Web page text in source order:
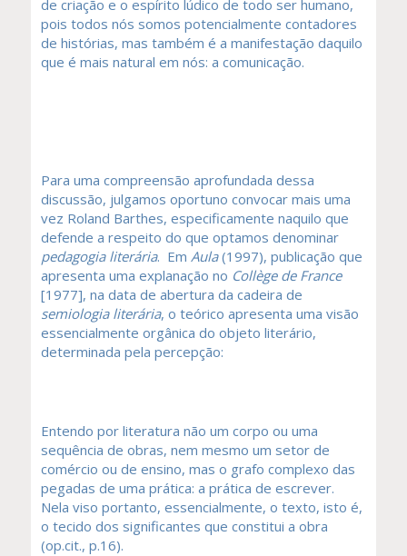
de criação e o espírito lúdico de todo ser humano,
pois todos nós somos potencialmente contadores
de histórias, mas também é a manifestação daquilo
que é mais natural em nós: a comunicação.
Para uma compreensão aprofundada dessa
discussão, julgamos oportuno convocar mais uma
vez Roland Barthes, especificamente naquilo que
defende a respeito do que optamos denominar
pedagogia literária. EmAula(1997), publicação que
apresenta uma explanação no Collège de France
[1977], na data de abertura da cadeira de
semiologia literária, o teórico apresenta uma visão
essencialmente orgânica do objeto literário,
determinada pela percepção:
Entendo por literatura não um corpo ou uma
sequência de obras, nem mesmo um setor de
comércio ou de ensino, mas o grafo complexo das
pegadas de uma prática: a prática de escrever.
Nela viso portanto, essencialmente, o texto, isto é,
o tecido dos significantes que constitui a obra
(op.cit., p.16).